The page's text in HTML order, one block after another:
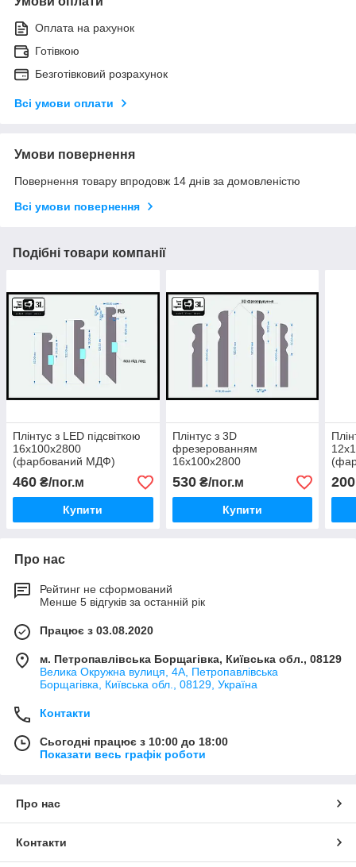
Оплата на рахунок
Готівкою
Безготівковий розрахунок
Всі умови оплати
Умови повернення
Повернення товару впродовж 14 днів за домовленістю
Всі умови повернення
Подібні товари компанії
Плінтус з LED підсвіткою
16х100х2800
(фарбований МДФ)
460 ₴/пог.м
Купити
Плінтус з 3D
фрезерованням
16х100х2800
(фарбований МДФ)
530₴/пог.м
Купити
200
Про нас
Рейтинг не сформований
Менше 5 відгуків за останній рік
Працює з 03.08.2020
м. Петропавлівська Борщагівка, Київська обл., 08129
Велика Окружна вулиця, 4А, Петропавлівська
Борщагівка, Київська обл., 08129, Україна
Контакти
Сьогодні працює з 10:00 до 18:00
Показати весь графік роботи
Про нас
Контакти